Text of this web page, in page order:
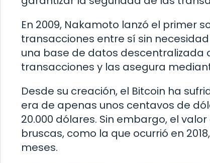
En 2009, Nakamoto lanzó el primer
transacciones entre sí sin
una base de datos descentralizada
transacciones y las asegura
Desde su creación, el Bitcoin ha
era de apenas unos centavos de
20.000 dólares. Sin embargo, el
bruscas, como la que ocurrió en
meses.